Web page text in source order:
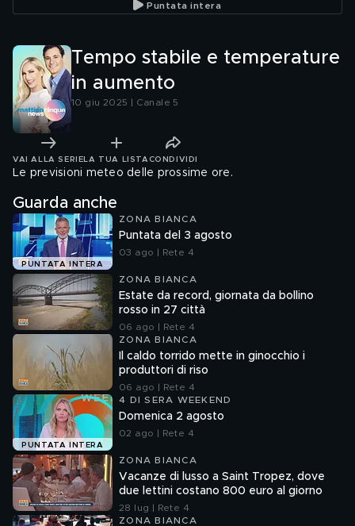
Puntata intera
Tempo stabile e temperature
in aumento
10 giu 2025 | Canale 5
VAI ALLA SERIE LA TUA LISTA CONDIVIDI
Le previsioni meteo delle prossime ore.
Guarda anche
PUNTATA INTERA
ZONA BIANCA
Puntata del 3 agosto
03 ago | Rete 4
ZONA BIANCA
Estate da record, giornata da bollino
rosso in 27 città
06 ago | Rete 4
ZONA BIANCA
Il caldo torrido mette in ginocchio i
produttori di riso
06 ago | Rete 4
PUNTATA INTERA
4 DI SERA WEEKEND
Domenica 2 agosto
02 ago | Rete 4
ZONA BIANCA
Vacanze di lusso a Saint Tropez, dove
due lettini costano 800 euro al giorno
28 lug | Rete 4
ZONA BIANCA